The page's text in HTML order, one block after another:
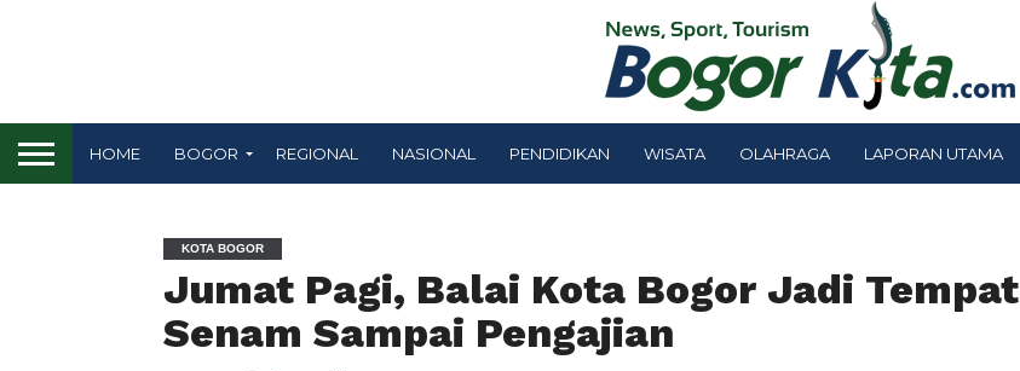
HOME BOGOR REGIONAL NASIONAL PENDIDIKAN WISATA OLAHRAGA LAPORAN UTAMA
KOTA BOGOR
Jumat Pagi, Balai Kota Bogor Jadi Tempat
Senam Sampai Pengajian